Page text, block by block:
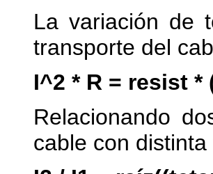
La variación de
transporte del
I^2 * R = resist *
Relacionando
cable con